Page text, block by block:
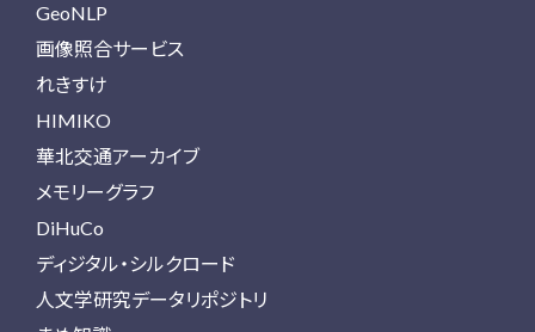
GeoNLP
画像照合サービス
れきすけ
HIMIKO
華北交通アーカイブ
メモリーグラフ
DiHuCo
ディジタル・シルクロード
人文学研究データリポジトリ